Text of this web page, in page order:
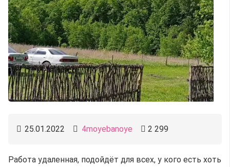
25.01.2022 4moyebanoye 2 299
Работа удаленная, подойдёт для всех, у кого есть хоть